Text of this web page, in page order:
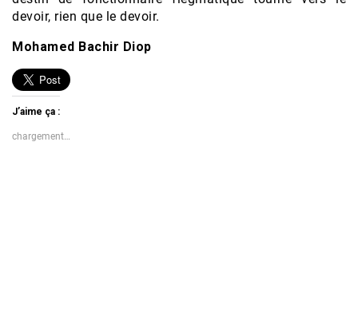
devoir, rien que le devoir.
Mohamed Bachir Diop
J’aime ça :
chargement…